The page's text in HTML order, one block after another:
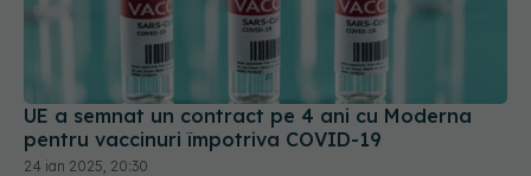
UE a semnat un contract pe 4 ani cu Moderna
pentru vaccinuri împotriva COVID-19
24 ian 2025, 20:30